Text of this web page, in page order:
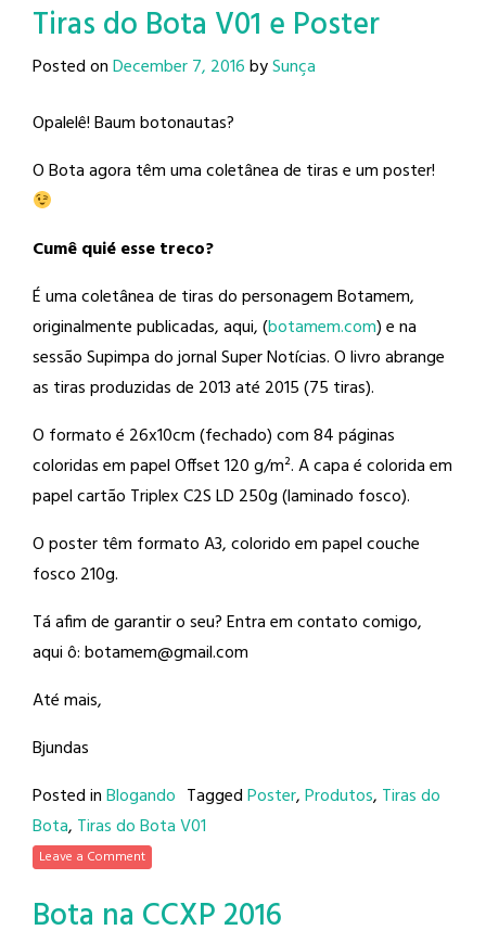
Tiras do Bota V01 e Poster
Posted onDecember 7, 2016bySunça
Opalelê! Baum botonautas?
O Bota agora têm uma coletânea de tiras e um poster!
Cumê quié esse treco?
É uma coletânea de tiras do personagem Botamem,
originalmente publicadas, aqui, (botamem.com) e na
sessão Supimpa do jornal Super Notícias. O livro abrange
as tiras produzidas de 2013 até 2015 (75 tiras).
O formato é 26x10cm (fechado) com 84 páginas
coloridas em papel Offset 120 g/m². A capa é colorida em
papel cartão Triplex C2S LD 250g (laminado fosco).
O poster têm formato A3, colorido em papel couche
fosco 210g.
Tá afim de garantir o seu? Entra em contato comigo,
aqui ô: botamem@gmail.com
Até mais,
Bjundas
Posted inBlogando TaggedPoster,Produtos, Tiras do
Bota, Tiras do Bota V01
Leave a Comment
Bota na CCXP 2016